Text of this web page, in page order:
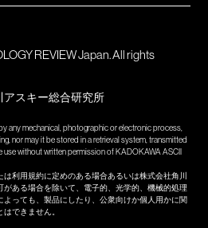
REVIEW Japan. All rights
アスキー総合研究所
any mechanical, photographic or electronic process,
nor may it be stored in a retrieval system, transmitted
without written permission of KADOKAWA ASCII
利用規約に定めのある場合あるいは株式会社角川
ある場合を除いて、電子的、光学的、機械的処理
っても、製品にしたり、公衆向けか個人用かに関
できません。